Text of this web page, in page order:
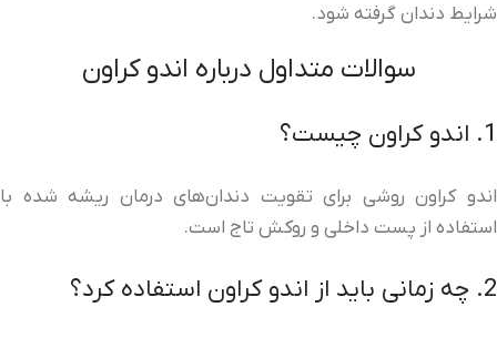
شرایط دندان گرفته شود.
سوالات متداول درباره اندو کراون
1. اندو کراون چیست؟
اندو کراون روشی برای تقویت دندان‌های درمان ریشه شده با
استفاده از پست داخلی و روکش تاج است.
2. چه زمانی باید از اندو کراون استفاده کرد؟